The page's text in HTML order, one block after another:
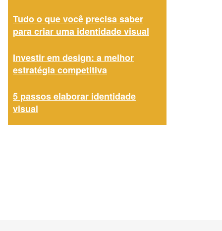
Tudo o que você precisa saber
para criar uma identidade visual
Investir em design: a melhor
estratégia competitiva
5 passos elaborar identidade
visual